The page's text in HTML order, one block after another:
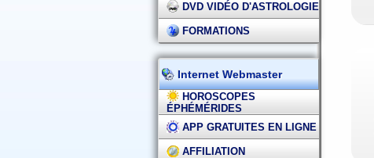
DVD VIDÉO D'ASTROLOGIE
FORMATIONS
Internet Webmaster
HOROSCOPES
ÉPHÉMÉRIDES
APP GRATUITES EN LIGNE
AFFILIATION